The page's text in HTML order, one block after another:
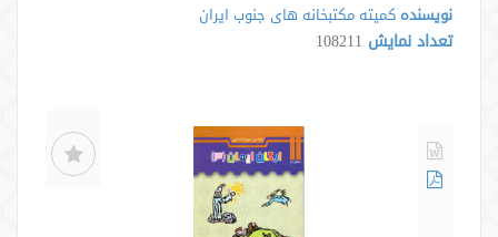
نویسنده کمیته مکتبخانه های جنوب ایران
تعداد نمایش 108211